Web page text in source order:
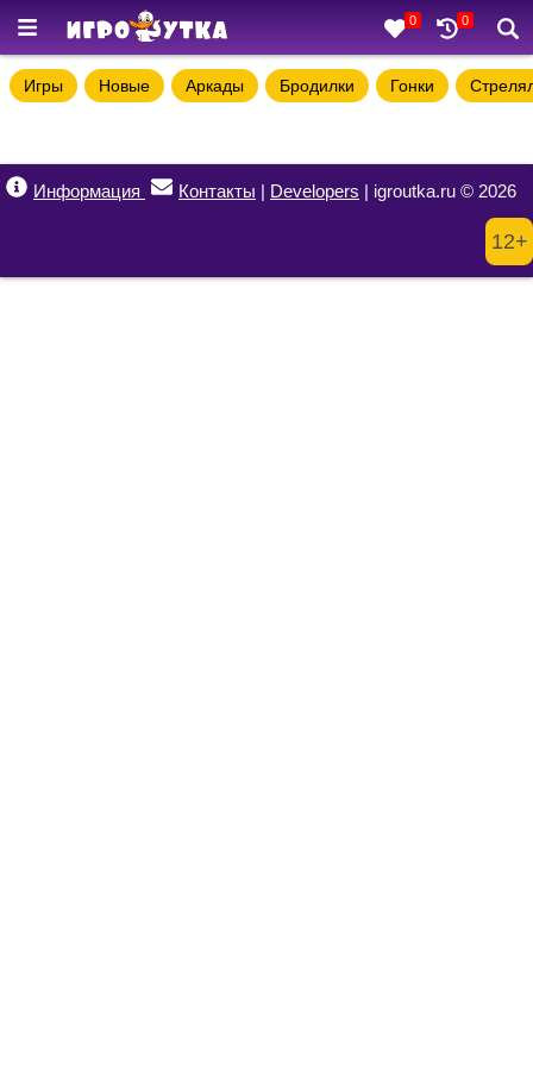
0 0
Игры Новые Аркады Бродилки Гонки
Информация Контакты | Developers | igroutka.ru © 2026
12+